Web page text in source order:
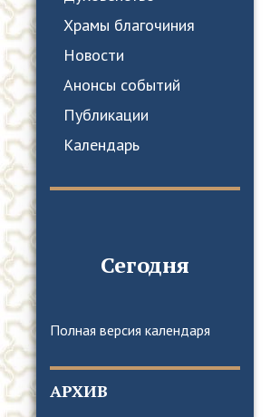
Храмы благочиния
Новости
Анонсы событий
Публикации
Календарь
Сегодня
Полная версия календаря
АРХИВ